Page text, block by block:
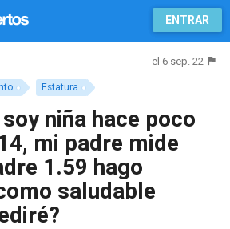
ENTRAR
Estatura
el 6 sep. 22
niña hace poco
mi padre mide
1.59 hago
saludable